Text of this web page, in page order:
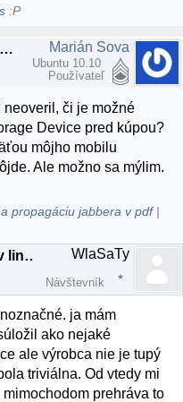
:P
Re: MP3 player Samsung v linuxe Marián Sova
Ubuntu 10.10
Používateľ
neoveril, či je možné
Device pred kúpou?
môjho mobilu
Ale možno sa mýlim.
propagáciu jabbera v pdf|
Re: MP3 player Samsung v linuxe WlaSaTy
Návštevník
ja mám
ako nejaké
ale výrobca nie je tupý
triviálna. Od vtedy mi
prehráva to